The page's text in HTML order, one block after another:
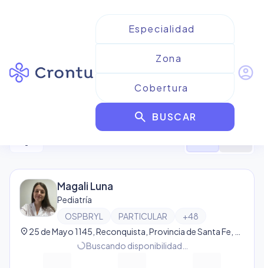
search BUSCAR
account_circle
Resultados paraOSPBRyL
filter_alt
Magali Luna
Pediatría
OSPBRYL
PARTICULAR +48
location_on
progress_activityBuscando disponibilidad…